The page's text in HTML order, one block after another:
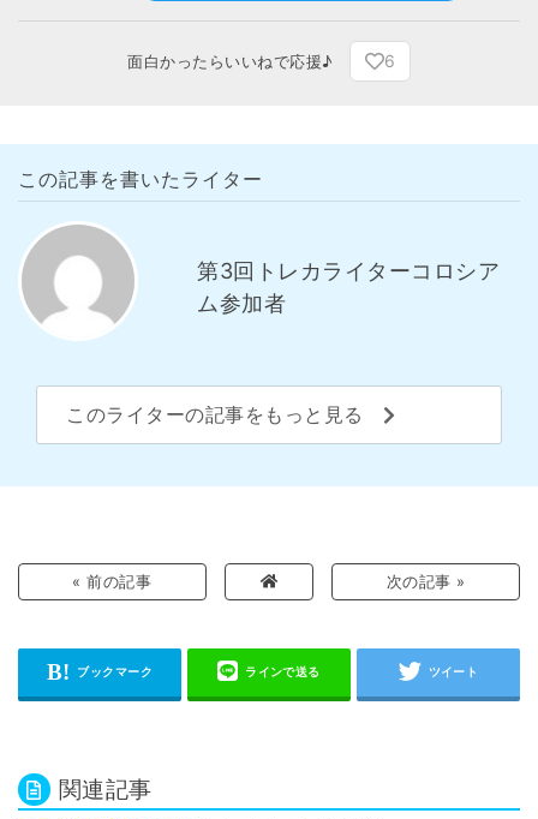
面白かったらいいねで応援♪ 6
この記事を書いたライター
第3回トレカライターコロシア
ム参加者
このライターの記事をもっと見る
« 前の記事 次の記事 »
関連記事